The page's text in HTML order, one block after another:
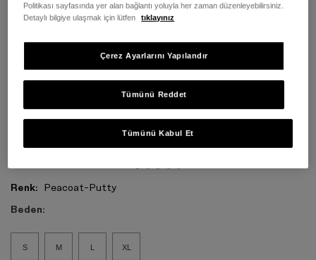
Renk: Peacoat-Putty
Beden:
S M L XL
Politikası sayfasında yer alan bağlantı yoluyla her zaman düzenleyebilirsiniz.
Detaylı bilgiye ulaşmak için lütfen
tıklayınız
Tümünü Reddet
Tümünü Kabul Et
Çerez Ayarlarını Yapılandır